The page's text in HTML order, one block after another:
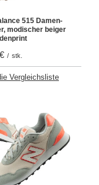
515 Damen-
modischer beiger
/ stk.
Vergleichsliste